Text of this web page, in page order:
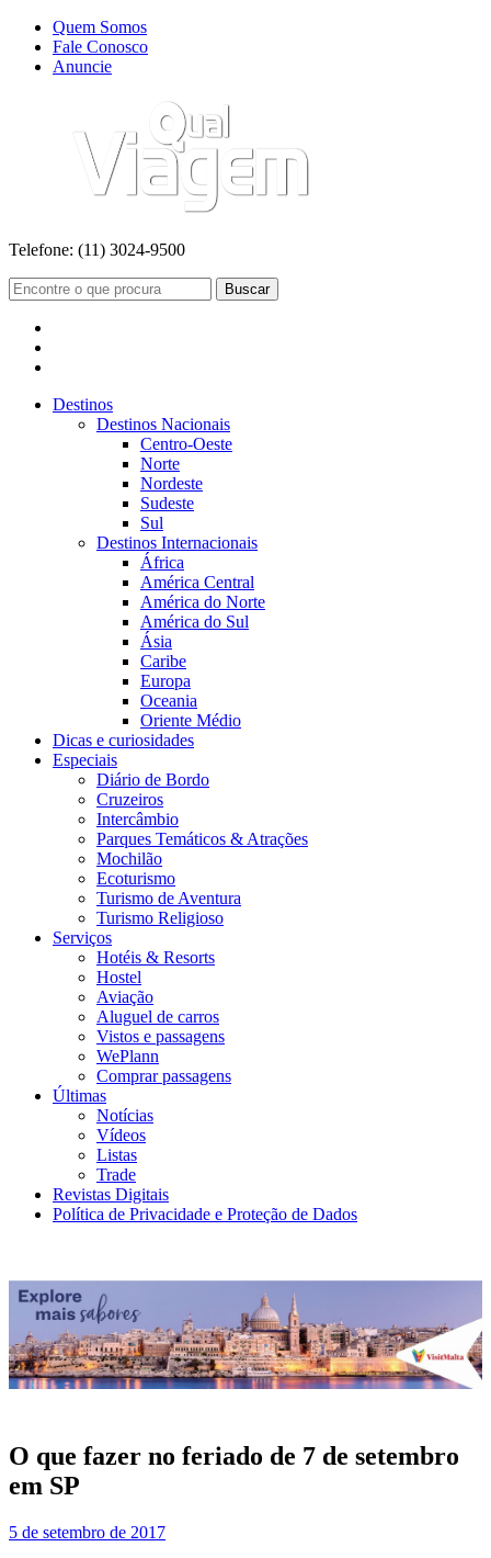
Quem Somos
Fale Conosco
Anuncie
Telefone: (11) 3024-9500
Buscar
Destinos
Destinos Nacionais
Centro-Oeste
Norte
Nordeste
Sudeste
Sul
Destinos Internacionais
África
América Central
América do Norte
América do Sul
Ásia
Caribe
Europa
Oceania
Oriente Médio
Dicas e curiosidades
Especiais
Diário de Bordo
Cruzeiros
Intercâmbio
Parques Temáticos & Atrações
Mochilão
Ecoturismo
Turismo de Aventura
Turismo Religioso
Serviços
Hotéis & Resorts
Hostel
Aviação
Aluguel de carros
Vistos e passagens
WePlann
Comprar passagens
Últimas
Notícias
Vídeos
Listas
Trade
Revistas Digitais
Política de Privacidade e Proteção de Dados
O que fazer no feriado de 7 de setembro
em SP
5 de setembro de 2017